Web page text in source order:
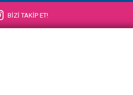
BİZİ TAKİP ET!